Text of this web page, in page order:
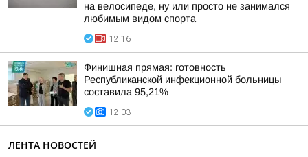
на велосипеде, ну или просто не занимался
любимым видом спорта
12:16
Финишная прямая: готовность
Республиканской инфекционной больницы
составила 95,21%
12:03
ЛЕНТА НОВОСТЕЙ